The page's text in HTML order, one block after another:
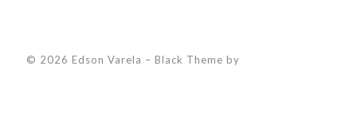
© 2026 Edson Varela – Black Theme by